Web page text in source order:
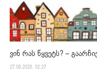
ვინ რას წყვეტს? –
27.05.2025. 02:27